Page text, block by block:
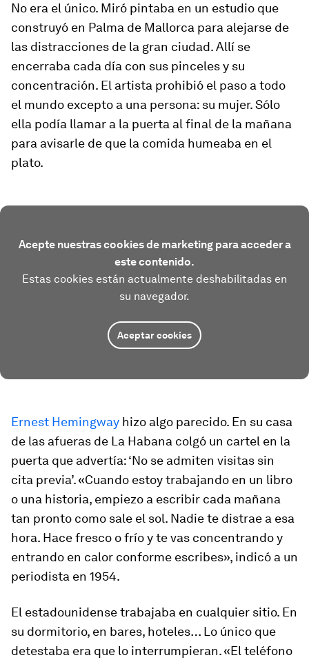
No era el único. Miró pintaba en un estudio que
construyó en Palma de Mallorca para alejarse de
las distracciones de la gran ciudad. Allí se
encerraba cada día con sus pinceles y su
concentración. El artista prohibió el paso a todo
el mundo excepto a una persona: su mujer. Sólo
ella podía llamar a la puerta al final de la mañana
para avisarle de que la comida humeaba en el
plato.
Acepte nuestras cookies de marketing para acceder a
este contenido.
Estas cookies están actualmente deshabilitadas en
su navegador.
Aceptar cookies
Ernest Hemingway hizo algo parecido. En su casa
de las afueras de La Habana colgó un cartel en la
puerta que advertía: ‘No se admiten visitas sin
cita previa’. «Cuando estoy trabajando en un libro
o una historia, empiezo a escribir cada mañana
tan pronto como sale el sol. Nadie te distrae a esa
hora. Hace fresco o frío y te vas concentrando y
entrando en calor conforme escribes», indicó a un
periodista en 1954.
El estadounidense trabajaba en cualquier sitio. En
su dormitorio, en bares, hoteles… Lo único que
detestaba era que lo interrumpieran. «El teléfono